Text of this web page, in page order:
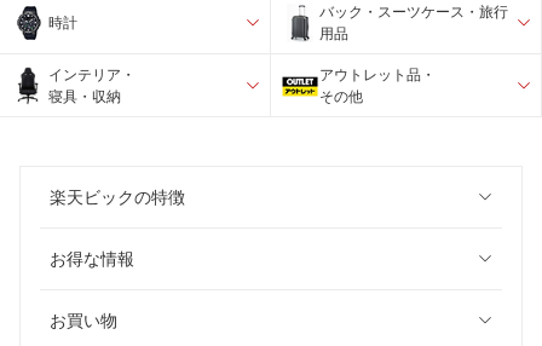
時計
バック・スーツケース・旅行
用品
インテリア・
寝具・収納
アウトレット品・
その他
楽天ビックの特徴
お得な情報
お買い物